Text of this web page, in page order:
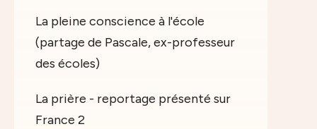
La pleine conscience à l'école
(partage de Pascale, ex-professeur
des écoles)
La prière - reportage présenté sur
France 2